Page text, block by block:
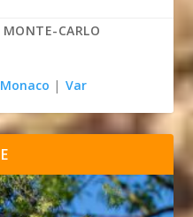
MONTE-CARLO
Monaco | Var